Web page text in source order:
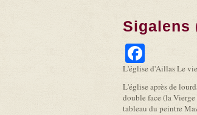
Sigalens
L'église d'Aillas Le
L'église après de
double face (la
tableau du peintre